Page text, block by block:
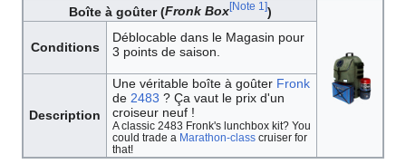
Boîte à goûter (Fronk Box[Note 1 ])
Conditions
Déblocable dans le Magasin pour
3 points de saison.
Description
Une véritable boîte à goûter Fronk
de 2483 ? Ça vaut le prix d'un
croiseur neuf !
A classic 2483 Fronk's lunchbox kit? You
could trade a Marathon-classcruiser for
that!